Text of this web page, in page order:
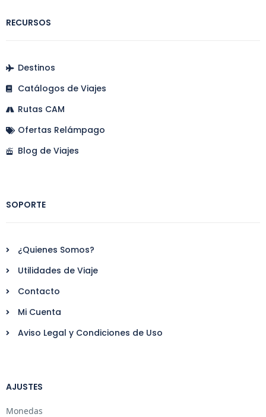
RECURSOS
Destinos
Catálogos de Viajes
Rutas CAM
Ofertas Relámpago
Blog de Viajes
SOPORTE
¿Quienes Somos?
Utilidades de Viaje
Contacto
Mi Cuenta
Aviso Legal y Condiciones de Uso
AJUSTES
Monedas